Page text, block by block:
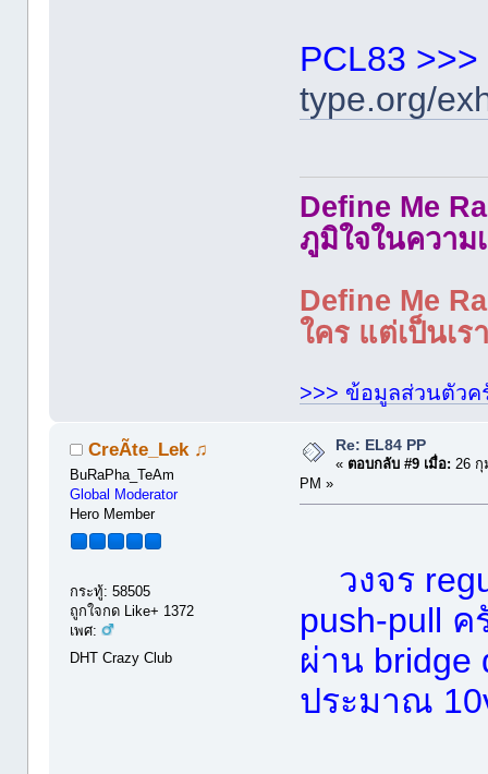
PCL83 >>>
type.org/
Define Me
ภูมิใจในความ
Define Me
ใคร แต่เป็นเ
>>> ข้อมูลส่วนตัวค
CreÃte_Lek ♫
BuRaPha_TeAm
Global Moderator
Hero Member
กระทู้: 58505
ถูกใจกด Like+ 1372
เพศ:
DHT Crazy Club
Re: EL84 PP
« ตอบกลับ #9 เมื่อ: 26 กุ
PM »
วงจร
push-pull
ผ่าน bridge
ประมาณ